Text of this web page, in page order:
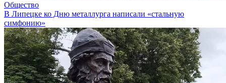
Общество
В Липецке ко Дню металлурга написали «стальную
симфонию»